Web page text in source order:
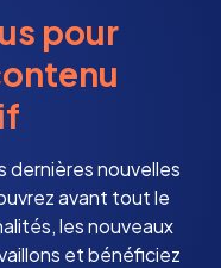
pour
dernières nouvelles
avant tout le
les nouveaux
et bénéficiez